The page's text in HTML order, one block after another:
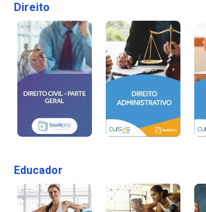
Direito
Educador